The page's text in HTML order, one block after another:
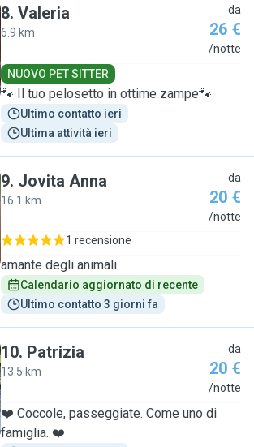
8. Valeria
6.9 km
da
26 €
/notte
NUOVO PET SITTER
🐾 Il tuo pelosetto in ottime zampe🐾
Ultimo contatto ieri
Ultima attività ieri
9. Jovita Anna
16.1 km
da
20 €
/notte
1 recensione
amante degli animali
Calendario aggiornato di recente
Ultimo contatto 3 giorni fa
10. Patrizia
13.5 km
da
20 €
/notte
❤️ Coccole, passeggiate. Come uno di
famiglia. ❤️